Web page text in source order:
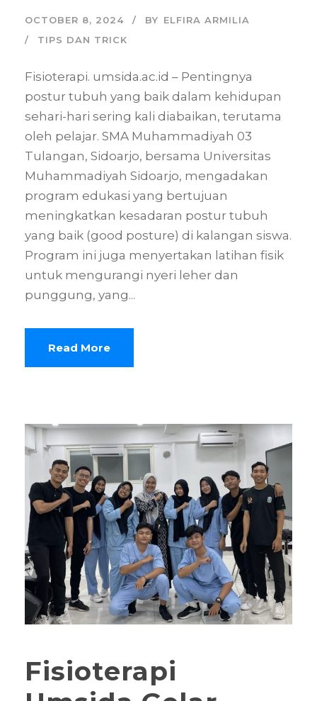
OCTOBER 8, 2024 BY ELFIRA ARMILIA
TIPS DAN TRICK
Fisioterapi. umsida.ac.id – Pentingnya
postur tubuh yang baik dalam kehidupan
sehari-hari sering kali diabaikan, terutama
oleh pelajar. SMA Muhammadiyah 03
Tulangan, Sidoarjo, bersama Universitas
Muhammadiyah Sidoarjo, mengadakan
program edukasi yang bertujuan
meningkatkan kesadaran postur tubuh
yang baik (good posture) di kalangan siswa.
Program ini juga menyertakan latihan fisik
untuk mengurangi nyeri leher dan
punggung, yang...
Read More
Fisioterapi